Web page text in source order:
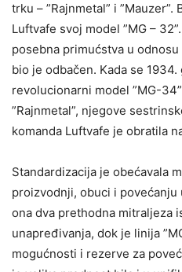
trku – ”Rajnmetal” i
Luftvafe svoj model ”MG –
posebna primućstva u odnosu
bio je odbačen. Kada se
revolucionarni model ”MG-
”Rajnmetal”, njegove
komanda Luftvafe je obratila
Standardizacija je obećavala
proizvodnji, obuci i povećanju
ona dva prethodna mitraljeza
unapređivanja, dok je linija
mogućnosti i rezerve za